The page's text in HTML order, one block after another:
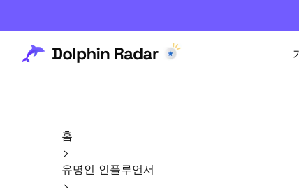
홈
유명인 인플루언서